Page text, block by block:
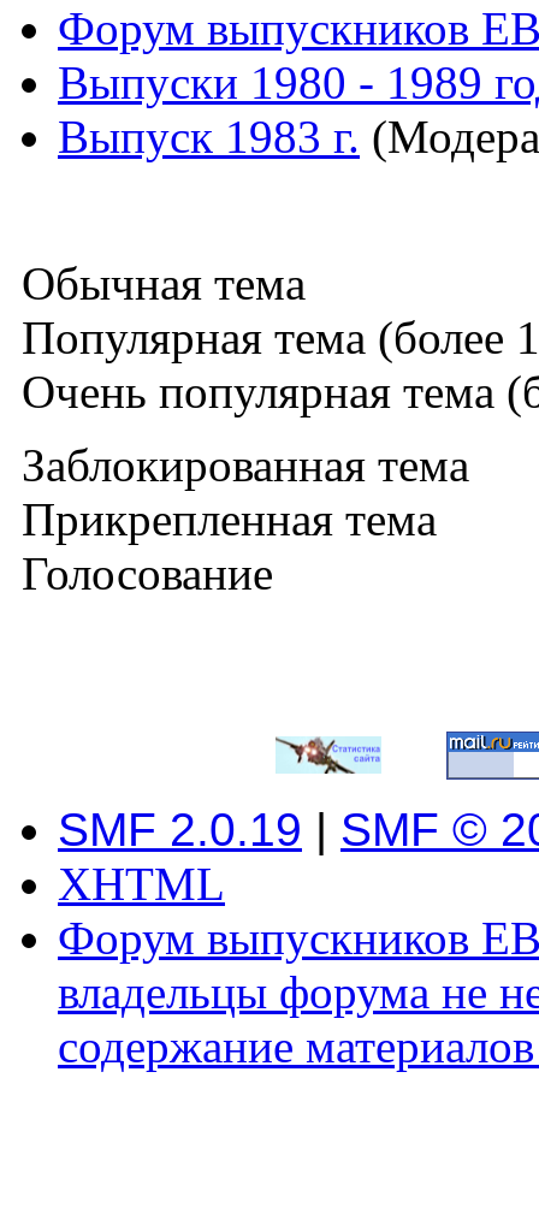
Форум выпускников
Выпуски 1980 - 1989
Выпуск 1983 г.
Обычная тема
Популярная тема (более
Очень популярная тема
Заблокированная тема
Прикрепленная тема
Голосование
SMF 2.0.19 | SMF ©
XHTML
Форум выпускников
владельцы форума не
содержание